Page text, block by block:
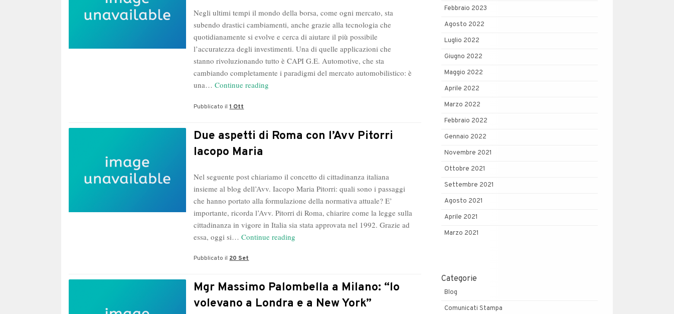
Consorzio
Valori
Negli ultimi tempi il mondo della borsa, come ogni mercato, sta
subendo drastici cambiamenti, anche grazie alla tecnologia che
quotidianamente si evolve e cerca di aiutare il più possibile
l’accuratezza degli investimenti. Una di quelle applicazioni che
stanno rivoluzionando tutto è CAPI G.E. Automotive, che sta
cambiando completamente i paradigmi del mercato automobilistico: è
una…Continue reading
con
a
Borgarello
in
Pavia
Pubblicato il1 Ott
Due aspetti di Roma con l’Avv Pitorri
Iacopo Maria
Nel seguente post chiariamo il concetto di cittadinanza italiana
insieme al blog dell’Avv. Iacopo Maria Pitorri: quali sono i passaggi
che hanno portato alla formulazione della normativa attuale? E’
importante, ricorda l’Avv. Pitorri di Roma, chiarire come la legge sulla
cittadinanza in vigore in Italia sia stata approvata nel 1992. Grazie ad
essa, oggi si…Continue reading
con
Pitorri
Pubblicato il 20 Set
Mgr Massimo Palombella a Milano: “lo
volevano a Londra e a New York”
Febbraio 2023
Agosto 2022
Luglio 2022
Giugno 2022
Maggio 2022
Aprile 2022
Marzo 2022
Febbraio 2022
Gennaio 2022
Novembre 2021
Ottobre 2021
Settembre 2021
Agosto 2021
Aprile 2021
Marzo 2021
Categorie
Blog
Comunicati Stampa